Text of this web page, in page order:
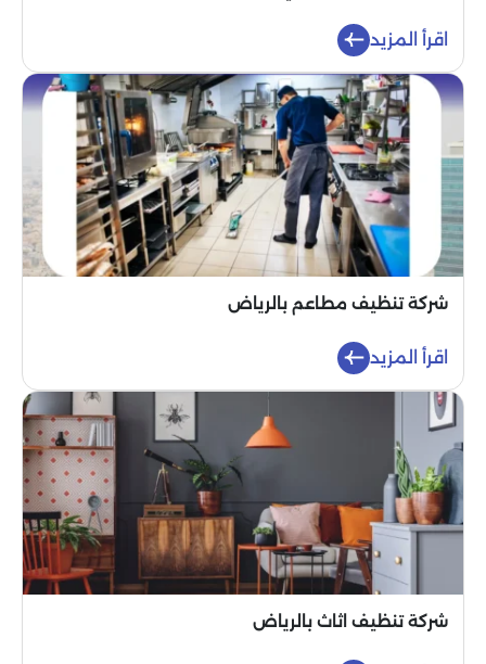
اقرأ المزيد
شركة تنظيف مطاعم بالرياض
اقرأ المزيد
شركة تنظيف اثاث بالرياض